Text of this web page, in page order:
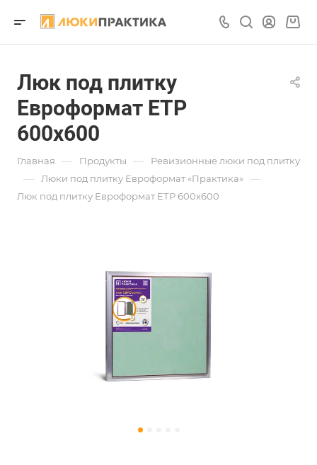
Люк под плитку
Евроформат ЕТР
600х600
Главная — Продукты — Ревизионные люки под плитку
— Люки под плитку Евроформат «Практика» —
Люк под плитку Евроформат ЕТР 600х600